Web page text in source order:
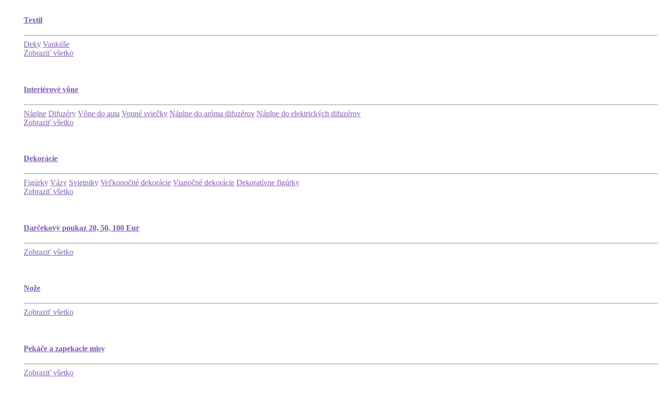
Textil
Deky Vankúše
Zobraziť všetko
Interiérové vône
Náplne Difuzéry Vône do auta Vonné sviečky Náplne do aróma difuzérov Náplne do elektrických difuzérov
Zobraziť všetko
Dekorácie
Figúrky Vázy Svietniky Veľkonočné dekorácie Vianočné dekorácie Dekoratívne figúrky
Zobraziť všetko
Darčekový poukaz 20, 50, 100 Eur
Zobraziť všetko
Nože
Zobraziť všetko
Pekáče a zapekacie misy
Zobraziť všetko